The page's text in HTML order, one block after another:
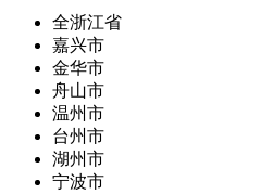
全浙江省
嘉兴市
金华市
舟山市
温州市
台州市
湖州市
宁波市